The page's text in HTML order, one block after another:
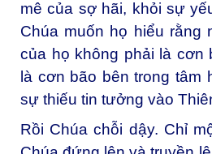
mê của sợ hãi, khỏi sự
Chúa muốn họ hiểu rằng
của họ không phải là cơn
là cơn bão bên trong tâm
sự thiếu tin tưởng vào
Rồi Chúa chỗi dậy. Chỉ